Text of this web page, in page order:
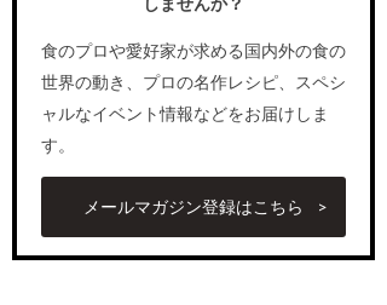
食のプロや愛好家が求める国内外の食の
世界の動き、プロの名作レシピ、スペシ
ャルなイベント情報などをお届けしま
す。
メールマガジン登録はこちら